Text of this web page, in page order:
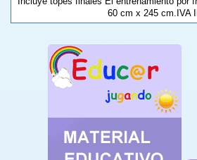
60 cm x 245 cm.IVA